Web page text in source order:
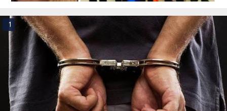
يقرر إحالتهم إلى التقاعد
1